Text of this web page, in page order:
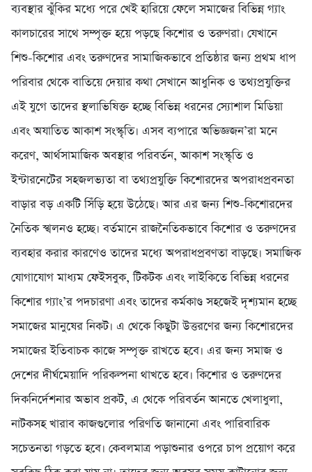
ব্যবস্থার ঝুঁকির মধ্যে পরে খেই হারিয়ে ফেলে সমাজের বিভিন্ন গ্যাং
কালচারের সাথে সম্পৃক্ত হয়ে পড়ছে কিশোর ও তরুণরা। যেখানে
শিশু-কিশোর এবং তরুণদের সামাজিকভাবে প্রতিষ্ঠার জন্য প্রথম ধাপ
পরিবার থেকে বাতিয়ে দেয়ার কথা সেখানে আধুনিক ও তথ্যপ্রযুক্তির
এই যুগে তাদের স্থলাভিষিক্ত হচ্ছে বিভিন্ন ধরনের স্যোশাল মিডিয়া
এবং অযাতিত আকাশ সংস্কৃতি। এসব ব্যপারে অভিজ্ঞজন’রা মনে
করেণ, আর্থসামাজিক অবস্থার পরিবর্তন, আকাশ সংস্কৃতি ও
ইন্টারনেটের সহজলভ্যতা বা তথ্যপ্রযুক্তি কিশোরদের অপরাধপ্রবনতা
বাড়ার বড় একটি সিঁড়ি হয়ে উঠেছে। আর এর জন্য শিশু-কিশোরদের
নৈতিক স্খলনও হচ্ছে। বর্তমানে রাজনৈতিকভাবে কিশোর ও তরুণদের
ব্যবহার করার কারণেও তাদের মধ্যে অপরাধপ্রবণতা বাড়ছে। সমাজিক
যোগাযোগ মাধ্যম ফেইসবুক, টিকটক এবং লাইকিতে বিভিন্ন ধরনের
কিশোর গ্যাং’র পদচারণা এবং তাদের কর্মকাণ্ড সহজেই দৃশ্যমান হচ্ছে
সমাজের মানুষের নিকট। এ থেকে কিছুটা উত্তরণের জন্য কিশোরদের
সমাজের ইতিবাচক কাজে সম্পৃক্ত রাখতে হবে। এর জন্য সমাজ ও
দেশের দীর্ঘমেয়াদি পরিকল্পনা থাখতে হবে। কিশোর ও তরুণদের
দিকনির্দেশনার অভাব প্রকট, এ থেকে পরিবর্তন আনতে খেলাধুলা,
নাটকসহ খারাব কাজগুলোর পরিণতি জানানো এবং পারিবারিক
সচেতনতা গড়তে হবে। কেবলমাত্র পড়াশুনার ওপরে চাপ প্রয়োগ করে